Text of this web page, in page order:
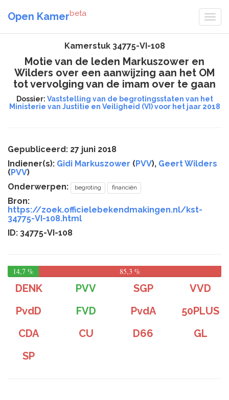
Open Kamerbeta
Kamerstuk 34775-VI-108
Motie van de leden Markuszower en
Wilders over een aanwijzing aan het OM
tot vervolging van de imam over te gaan
Dossier: Vaststelling van de begrotingsstaten van het
Ministerie van Justitie en Veiligheid (VI) voor het jaar 2018
Gepubliceerd: 27 juni 2018
Indiener(s): Gidi Markuszower (PVV), Geert Wilders
(PVV)
Onderwerpen:
begroting financiën
Bron:
https://zoek.officielebekendmakingen.nl/kst-
34775-VI-108.html
ID: 34775-VI-108
14,7 % 85,3 %
DENK PVV SGP
VVD
PvdD
FVD PvdA
50PLUS
CDA
CU D66
GL
SP